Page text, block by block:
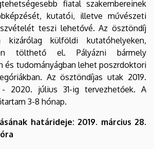
fiatal szakembereinek
kutatói, illetve művészeti
teszi lehetővé. Az ösztöndíj
kizárólag külföldi kutatóhelyeken,
tölthető el. Pályázni bármely
és tudományágban lehet poszrdoktori
Az ösztöndíjas utak 2019.
- 2020. július 31-ig tervezhetőek. A
3-8 hónap.
határideje: 2019. március 28.